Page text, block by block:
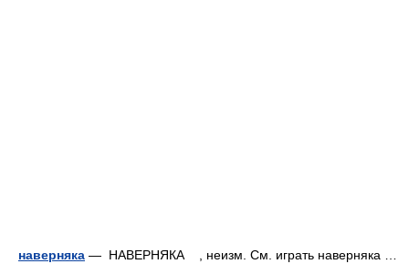
наверняка — НАВЕРНЯКА , неизм. См. играть наверняка …